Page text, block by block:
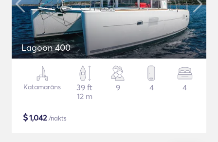
Lagoon 400
Katamarāns
39 ft
12 m
9 4 4
$1,042/nakts